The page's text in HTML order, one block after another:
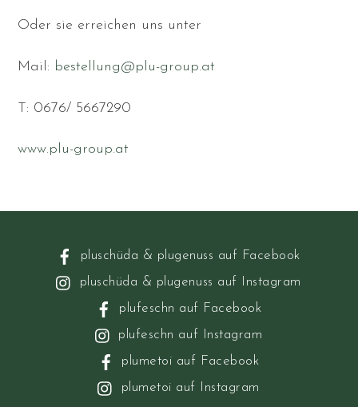
Oder sie erreichen uns unter
Mail: bestellung@plu-group.at
T: 0676/ 5667290
www.plu-group.at
pluschüda & plugenuss auf Facebook
pluschüda & plugenuss auf Instagram
plufeschn auf Facebook
plufeschn auf Instagram
plumetoi auf Facebook
plumetoi auf Instagram